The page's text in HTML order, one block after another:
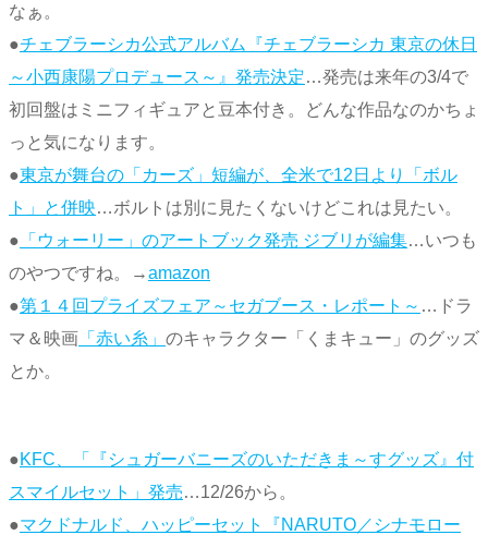
なぁ。
●チェブラーシカ公式アルバム『チェブラーシカ 東京の休日
～小西康陽プロデュース～』発売決定…発売は来年の3/4で
初回盤はミニフィギュアと豆本付き。どんな作品なのかちょ
っと気になります。
●東京が舞台の「カーズ」短編が、全米で12日より「ボル
ト」と併映…ボルトは別に見たくないけどこれは見たい。
● 「ウォーリー」のアートブック発売 ジブリが編集…いつも
のやつですね。→amazon
●第１４回プライズフェア～セガブース・レポート～ …ドラ
マ＆映画 「赤い糸」 のキャラクター「くまキュー」のグッズ
とか。
●KFC、「『シュガーバニーズのいただきま～すグッズ』付
スマイルセット」発売…12/26から。
●マクドナルド、ハッピーセット『NARUTO／シナモロー